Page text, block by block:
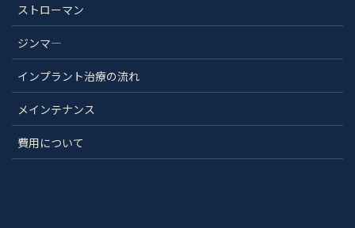
ストローマン
ジンマ―
インプラント治療の流れ
メインテナンス
費用について